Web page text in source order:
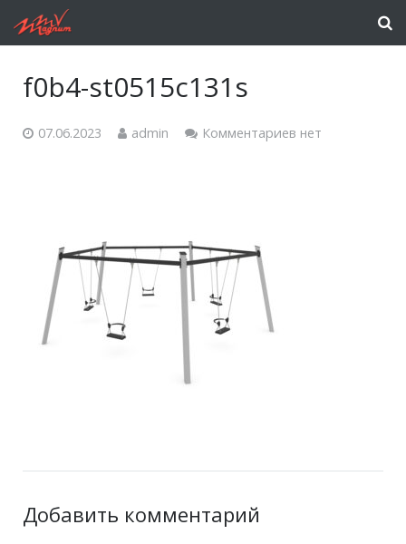
f0b4-st0515c131s
07.06.2023 admin Комментариев нет
Добавить комментарий